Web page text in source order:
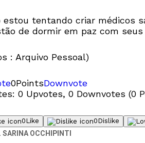
estou tentando criar médicos
de dormir em paz com seus
: Arquivo Pessoal)
0PointsDownvote
0 Upvotes, 0 Downvotes (0
0Like 0Dislike
SARINA OCCHIPINTI